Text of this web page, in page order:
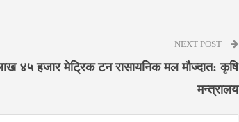
NEXT POST
४५ हजार मेट्रिक टन रासायनिक मल मौज्दात: कृषि
मन्त्रालय